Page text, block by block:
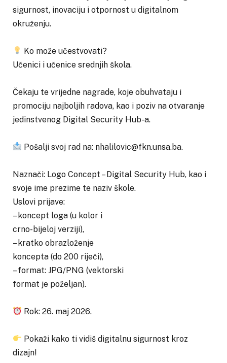
sigurnost, inovaciju i otpornost u digitalnom
okruženju.
Ko može učestvovati?
Učenici i učenice srednjih škola.
Čekaju te vrijedne nagrade, koje obuhvataju i
promociju najboljih radova, kao i poziv na otvaranje
jedinstvenog Digital Security Hub-a.
Pošalji svoj rad na: nhalilovic@fkn.unsa.ba.
Naznači: Logo Concept – Digital Security Hub, kao i
svoje ime prezime te naziv škole.
Uslovi prijave:
– koncept loga (u kolor i
crno-bijeloj verziji),
– kratko obrazloženje
koncepta (do 200 riječi),
– format: JPG/PNG (vektorski
format je poželjan).
Rok: 26. maj 2026.
Pokaži kako ti vidiš digitalnu sigurnost kroz
dizajn!